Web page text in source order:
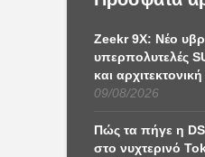
Zeekr 9X: Νέο
υπερπολυτελές
και
09/08/2026
Πώς τα πήγε η
στο νυχτερινό